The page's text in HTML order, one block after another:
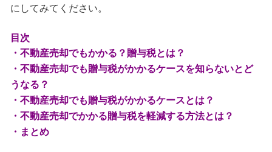
にしてみてください。
目次
・不動産売却でもかかる？贈与税とは？
・不動産売却でも贈与税がかかるケースを知らないとど
うなる？
・不動産売却でも贈与税がかかるケースとは？
・不動産売却でかかる贈与税を軽減する方法とは？
・まとめ